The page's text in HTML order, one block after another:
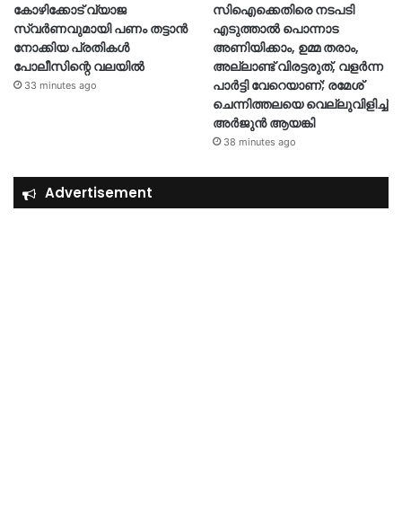
കോഴിക്കോട് വ്യാജ
സ്വർണവുമായി പണം തട്ടാൻ
നോക്കിയ പ്രതികൾ
പോലീസിന്റെ വലയിൽ
33 minutes ago
സിഐക്കെതിരെ നടപടി
എടുത്താൽ പൊന്നാട
അണിയിക്കാം, ഉമ്മ തരാം,
അല്ലാണ്ട് വിരട്ടരുത്, വളർന്ന
പാർട്ടി വേറെയാണ്; രമേശ്
ചെന്നിത്തലയെ വെല്ലുവിളിച്ച്
അർജുൻ ആയങ്കി
38 minutes ago
Advertisement